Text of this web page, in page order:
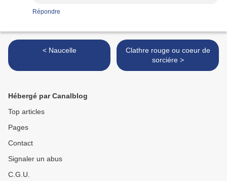
Répondre
< Naucelle
Clathre rouge ou coeur de
sorciére >
Hébergé par Canalblog
Top articles
Pages
Contact
Signaler un abus
C.G.U.